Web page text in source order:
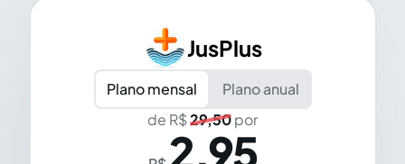
JusPlus
Plano mensal
Plano anual
de R$29,50por
2,95